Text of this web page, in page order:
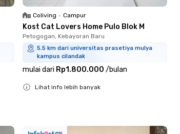
Coliving • Campur
Kost Cat Lovers Home Pulo Blok M
Petogogan, Kebayoran Baru
5.5 km dari universitas prasetiya mulya
kampus cilandak
mulai dari Rp1.800.000 /bulan
Lihat info lebih banyak